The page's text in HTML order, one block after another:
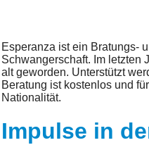
Esperanza ist ein Bratungs-
Schwangerschaft. Im letzten
alt geworden. Unterstützt
Beratung ist kostenlos und
Nationalität.
Impulse in